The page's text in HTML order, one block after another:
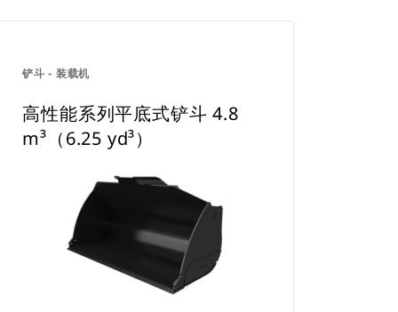
铲斗 - 装载机
高性能系列平底式铲斗 4.8
m³（6.25 yd³）